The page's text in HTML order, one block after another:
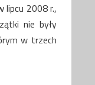
lipcu 2008 r.,
nie były
w trzech